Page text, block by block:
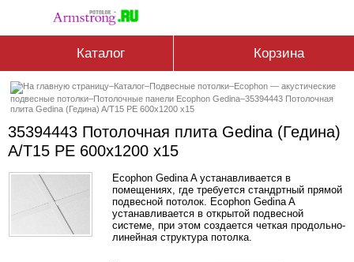
Каталог Корзина
–Каталог–Подвесные потолки–Ecophon — акустические
подвесные потолки–Потолочные панели Ecophon Gedina–35394443 Потолочная
плита Gedina (Гедина) A/T15 PE 600x1200 x15
35394443 Потолочная плита Gedina (Гедина)
A/T15 PE 600x1200 x15
Ecophon Gedina A устанавливается в
помещениях, где требуется стандртный прямой
подвесной потолок. Ecophon Gedina A
устанавливается в открытой подвесной
системе, при этом создается четкая продольно-
линейная структура потолка.